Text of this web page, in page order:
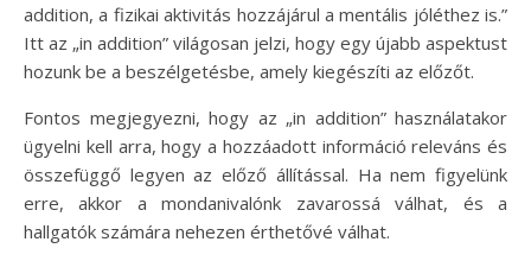
addition, a fizikai aktivitás hozzájárul a mentális jóléthez is.”
Itt az „in addition” világosan jelzi, hogy egy újabb aspektust
hozunk be a beszélgetésbe, amely kiegészíti az előzőt.
Fontos megjegyezni, hogy az „in addition” használatakor
ügyelni kell arra, hogy a hozzáadott információ releváns és
összefüggő legyen az előző állítással. Ha nem figyelünk
erre, akkor a mondanivalónk zavarossá válhat, és a
hallgatók számára nehezen érthetővé válhat.